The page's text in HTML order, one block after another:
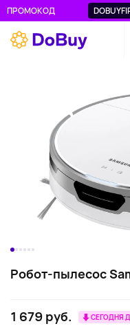
ПРОМОКОД
Робот-пылесос
1 679 руб. СЕГОДНЯ